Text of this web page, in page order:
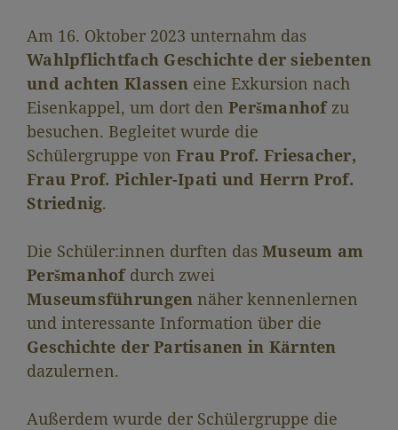
Am 16. Oktober 2023 unternahm das
Wahlpflichtfach Geschichte der siebenten
und achten Klasseneine Exkursion nach
Eisenkappel, um dort den Peršmanhofzu
besuchen. Begleitet wurde die
Schülergruppe von Frau Prof. Friesacher,
Frau Prof. Pichler-Ipati und Herrn Prof.
Striednig.
Die Schüler:innen durften das Museum am
Peršmanhofdurch zwei
Museumsführungen näher kennenlernen
und interessante Information über die
Geschichte der Partisanen in Kärnten
dazulernen.
Außerdem wurde der Schülergruppe die